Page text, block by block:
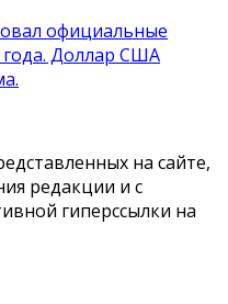
официальные
года. Доллар США
на сайте,
редакции и с
гиперссылки на